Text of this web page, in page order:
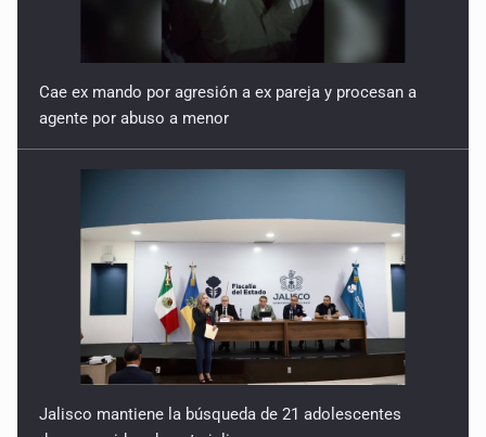
Cae ex mando por agresión a ex pareja y procesan a
agente por abuso a menor
Jalisco mantiene la búsqueda de 21 adolescentes